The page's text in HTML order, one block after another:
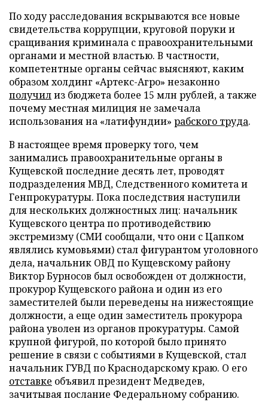
По ходу расследования вскрываются все новые
свидетельства коррупции, круговой поруки и
сращивания криминала с правоохранительными
органами и местной властью. В частности,
компетентные органы сейчас выясняют, каким
образом холдинг «Артекс-Агро» незаконно
получилиз бюджета более 15 млн рублей, а также
почему местная милиция не замечала
использования на «латифундии» рабского труда.
В настоящее время проверку того, чем
занимались правоохранительные органы в
Кущевской последние десять лет, проводят
подразделения МВД, Следственного комитета и
Генпрокуратуры. Пока последствия наступили
для нескольких должностных лиц: начальник
Кущевского центра по противодействию
экстремизму (СМИ сообщали, что они с Цапком
являлись кумовьями) стал фигурантом уголовного
дела, начальник ОВД по Кущевскому району
Виктор Бурносов был освобожден от должности,
прокурор Кущевского района и один из его
заместителей были переведены на нижестоящие
должности, а еще один заместитель прокурора
района уволен из органов прокуратуры. Самой
крупной фигурой, по которой было принято
решение в связи с событиями в Кущевской, стал
начальник ГУВД по Краснодарскому краю. О его
отставке объявил президент Медведев,
зачитывая послание Федеральному собранию.